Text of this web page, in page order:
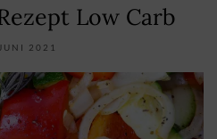
Low Carb
2021